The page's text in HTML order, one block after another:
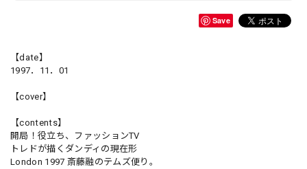
Save
【date】
1997．11．01
【cover】
【contents】
開局！役立ち、ファッションTV
トレドが描くダンディの現在形
London 1997 斎藤融のテムズ便り。